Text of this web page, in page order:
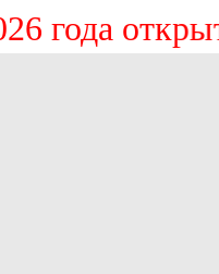
года открыт!!!